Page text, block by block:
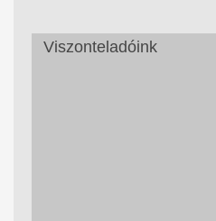
Viszonteladóink